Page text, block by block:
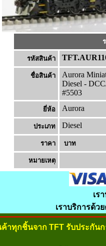
รหัสสินค้า
ชื่อสินค้า
Aurora
Diesel -
#5503
ยี่ห้อ Aurora
ประเภท Diesel
ราคา บาท
หมายเหต
เร
เราบริการด้ว
าทุกชิ้นจาก TFT รับประกัน